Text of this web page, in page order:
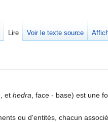
ethedra , face - base) est une
ou d'entités, chacun
Lire Voir le texte source